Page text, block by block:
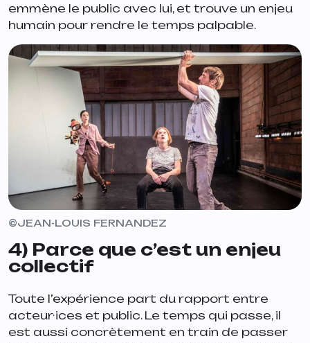
emmène le public avec lui, et trouve un enjeu
humain pour rendre le temps palpable.
©JEAN-LOUIS FERNANDEZ
4) Parce que c’est un enjeu
collectif
Toute l’expérience part du rapport entre
acteur·ices et public. Le temps qui passe, il
est aussi concrètement en train de passer